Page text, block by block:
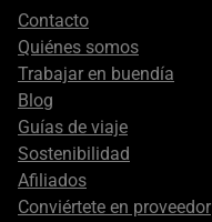
Footer
secondary
Contacto
Quiénes somos
Trabajar en buendía
Blog
Guías de viaje
Sostenibilidad
Afiliados
Conviértete en proveedor